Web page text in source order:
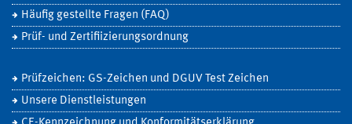
Häufig gestellte Fragen (FAQ)
Prüf- und Zertifiizierungsordnung
Prüfzeichen: GS-Zeichen und DGUV Test Zeichen
Unsere Dienstleistungen